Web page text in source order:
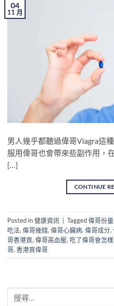
04
11 月
男人幾乎都聽過偉哥Viagra這
服用偉哥也會帶來些副作用，
[…]
CONTINUE
Posted in健康資訊 Tagged偉哥份量,
吃法, 偉哥幾錢, 偉哥心臟病, 偉哥成分,
哥香港買, 偉哥高血壓, 吃了偉哥會怎樣,
哥, 香港買偉哥